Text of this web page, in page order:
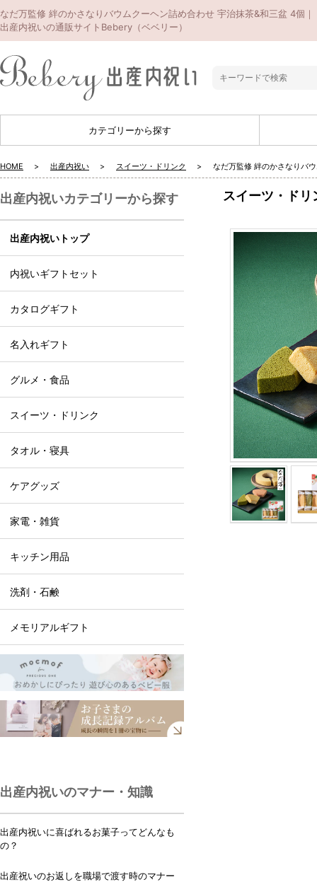
なだ万監修 絆のかさなりバウムクーヘン詰め合わせ 宇治抹茶&和三盆 4個｜
出産内祝いの通販サイトBebery（ベベリー）
カテゴリーから探す
HOME 出産内祝い スイーツ・ドリンク なだ万監修 絆のかさなりバ
スイーツ・ドリ
出産内祝いカテゴリーから探す
出産内祝いトップ
内祝いギフトセット
カタログギフト
名入れギフト
グルメ・食品
スイーツ・ドリンク
タオル・寝具
ケアグッズ
家電・雑貨
キッチン用品
洗剤・石鹸
メモリアルギフト
出産内祝いのマナー・知識
出産内祝いに喜ばれるお菓子ってどんなも
の？
出産祝いのお返しを職場で渡す時のマナー